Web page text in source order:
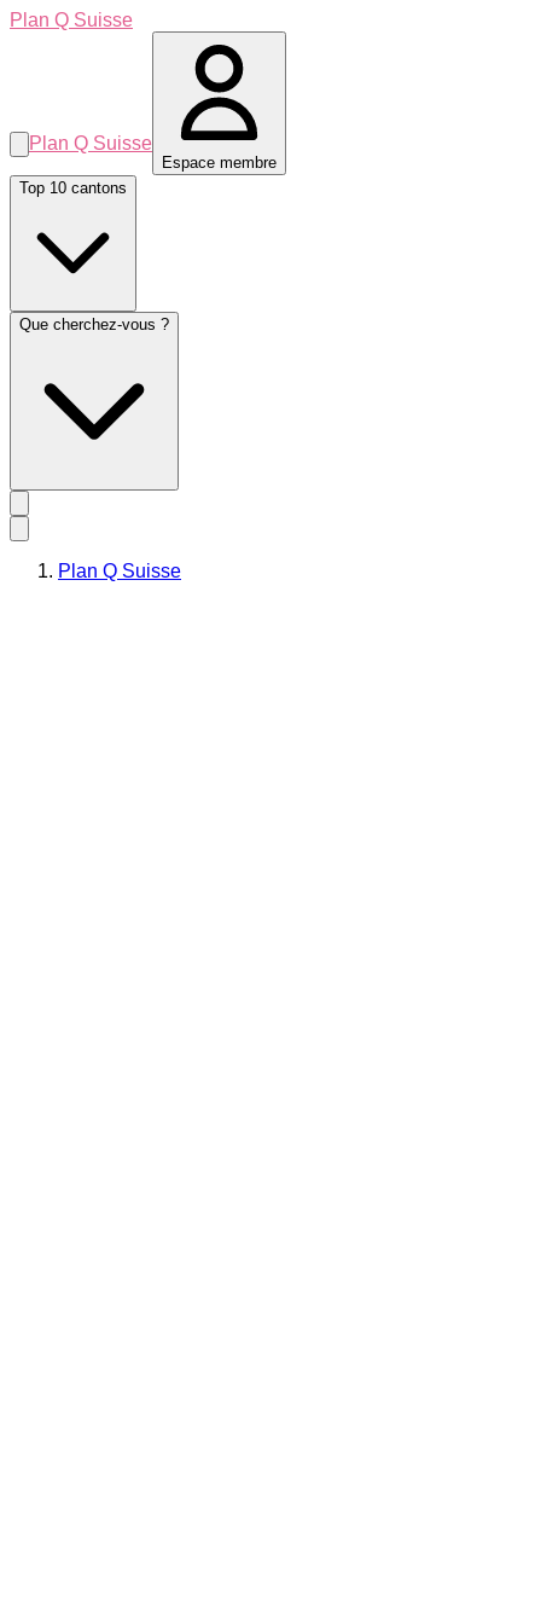
Plan Q Suisse
Plan Q Suisse
Espace membre
Top 10 cantons
Que cherchez-vous ?
Plan Q Suisse